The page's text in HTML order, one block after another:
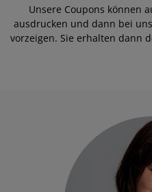
Unsere Coupons können
ausdrucken und dann bei
vorzeigen. Sie erhalten dann